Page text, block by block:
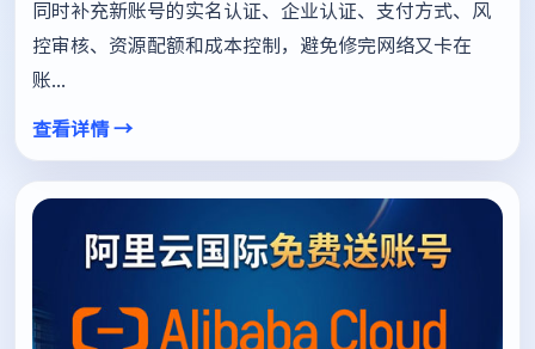
同时补充新账号的实名认证、企业认证、支付方式、风
控审核、资源配额和成本控制，避免修完网络又卡在
账...
查看详情 →